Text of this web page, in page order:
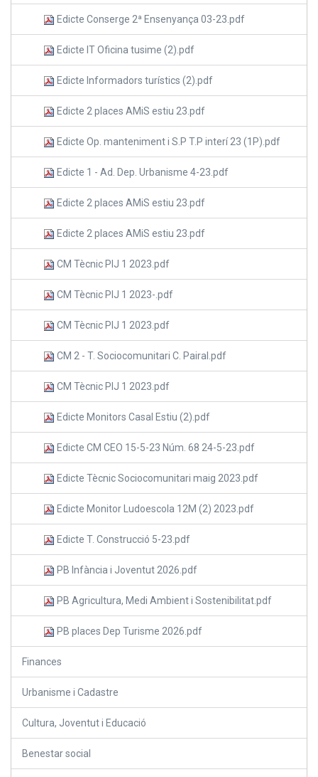
Edicte Conserge 2ª Ensenyança 03-23.pdf
Edicte IT Oficina tusime (2).pdf
Edicte Informadors turístics (2).pdf
Edicte 2 places AMiS estiu 23.pdf
Edicte Op. manteniment i S.P T.P interí 23 (1P).pdf
Edicte 1 - Ad. Dep. Urbanisme 4-23.pdf
Edicte 2 places AMiS estiu 23.pdf
Edicte 2 places AMiS estiu 23.pdf
CM Tècnic PIJ 1 2023.pdf
CM Tècnic PIJ 1 2023-.pdf
CM Tècnic PIJ 1 2023.pdf
CM 2 - T. Sociocomunitari C. Pairal.pdf
CM Tècnic PIJ 1 2023.pdf
Edicte Monitors Casal Estiu (2).pdf
Edicte CM CEO 15-5-23 Núm. 68 24-5-23.pdf
Edicte Tècnic Sociocomunitari maig 2023.pdf
Edicte Monitor Ludoescola 12M (2) 2023.pdf
Edicte T. Construcció 5-23.pdf
PB Infància i Joventut 2026.pdf
PB Agricultura, Medi Ambient i Sostenibilitat.pdf
PB places Dep Turisme 2026.pdf
Finances
Urbanisme i Cadastre
Cultura, Joventut i Educació
Benestar social